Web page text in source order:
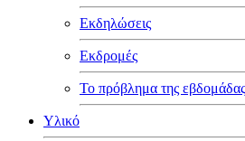
Εκδηλώσεις
Εκδρομές
Το πρόβλημα της εβδομάδας
Υλικό